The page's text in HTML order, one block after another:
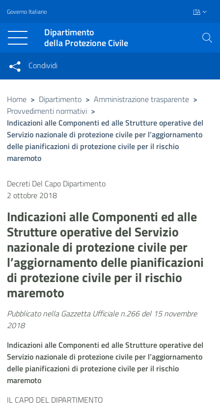
Vai al contenuto principale
Raggiungi il piè di pagina
Governo Italiano ITA
Dipartimento
della Protezione Civile
Condividi su Facebook
Condividi su Twitter
Condividi su LinkedIn
Condividi
Condividi sui social network
Home > Dipartimento > Amministrazione trasparente >
Provvedimenti normativi >
Indicazioni alle Componenti ed alle Strutture operative del
Servizio nazionale di protezione civile per l’aggiornamento
delle pianificazioni di protezione civile per il rischio
maremoto
Decreti Del Capo Dipartimento
2 ottobre 2018
Indicazioni alle Componenti ed alle
Strutture operative del Servizio
nazionale di protezione civile per
l’aggiornamento delle pianificazioni
di protezione civile per il rischio
maremoto
Pubblicato nella Gazzetta Ufficiale n.266 del 15 novembre
2018
Indicazioni alle Componenti ed alle Strutture operative del
Servizio nazionale di protezione civile per l’aggiornamento
delle pianificazioni di protezione civile per il rischio
maremoto
IL CAPO DEL DIPARTIMENTO